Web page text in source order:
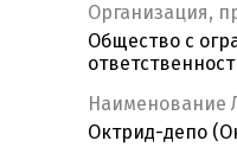
Организация,
Общество с
Наименование
Октрид-депо